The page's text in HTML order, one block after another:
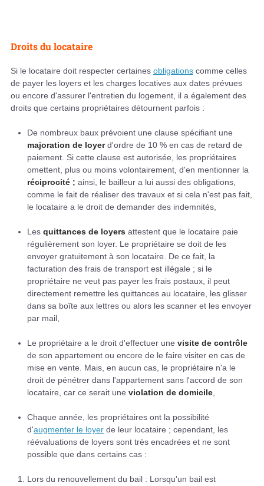
Droits du locataire
Si le locataire doit respecter certaines obligations comme celles
de payer les loyers et les charges locatives aux dates prévues
ou encore d'assurer l'entretien du logement, il a également des
droits que certains propriétaires détournent parfois :
De nombreux baux prévoient une clause spécifiant une
majoration de loyerd'ordre de 10 % en cas de retard de
paiement. Si cette clause est autorisée, les propriétaires
omettent, plus ou moins volontairement, d'en mentionner la
réciprocité ; ainsi, le bailleur a lui aussi des obligations,
comme le fait de réaliser des travaux et si cela n'est pas fait,
le locataire a le droit de demander des indemnités,
Les quittances de loyers attestent que le locataire paie
régulièrement son loyer. Le propriétaire se doit de les
envoyer gratuitement à son locataire. De ce fait, la
facturation des frais de transport est illégale ; si le
propriétaire ne veut pas payer les frais postaux, il peut
directement remettre les quittances au locataire, les glisser
dans sa boîte aux lettres ou alors les scanner et les envoyer
par mail,
Le propriétaire a le droit d'effectuer une visite de contrôle
de son appartement ou encore de le faire visiter en cas de
mise en vente. Mais, en aucun cas, le propriétaire n'a le
droit de pénétrer dans l'appartement sans l'accord de son
locataire, car ce serait une violation de domicile
Chaque année, les propriétaires ont la possibilité
d'augmenter le loyer de leur locataire ; cependant, les
réévaluations de loyers sont très encadrées et ne sont
possible que dans certains cas :
Lors du renouvellement du bail : Lorsqu'un bail est